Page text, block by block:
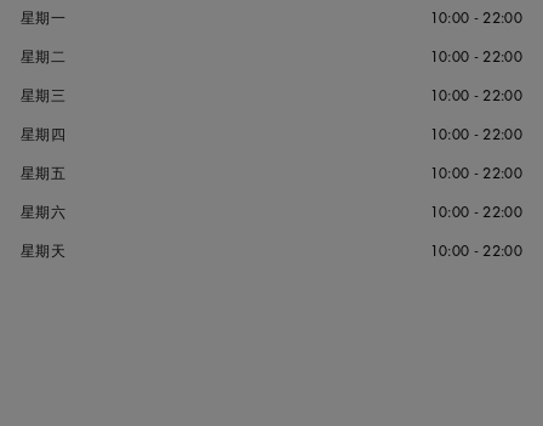
星期一 10:00 - 22:00
星期二 10:00 - 22:00
星期三 10:00 - 22:00
星期四 10:00 - 22:00
星期五 10:00 - 22:00
星期六 10:00 - 22:00
星期天 10:00 - 22:00